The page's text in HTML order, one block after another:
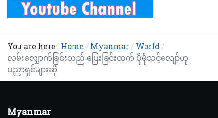
You are here: Home Myanmar
World
လမ်းလျှောက်ခြင်းသည် ပြေးခြင်းထက် ပိုမိုသင့်လျော်ဟု
ပညာရှင်များဆို
Myanmar